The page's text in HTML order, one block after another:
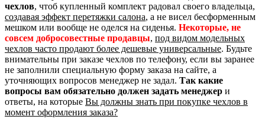
чехлов, чтоб купленный комплект радовал своего владельца,
создавая эффект перетяжки салона, а не висел бесформенным
мешком или вообще не оделся на сиденья. Некоторые, не
совсем добросовестные продавцы, под видом модельных
чехлов часто продают более дешевые универсальные. Будьте
внимательны при заказе чехлов по телефону, если вы заранее
не заполнили специальную форму заказа на сайте, а
уточняющих вопросов менеджер не задал. Так какие
вопросы вам обязательно должен задать менеджер и
ответы, на которые Вы должны знать при покупке чехлов в
момент оформления заказа?